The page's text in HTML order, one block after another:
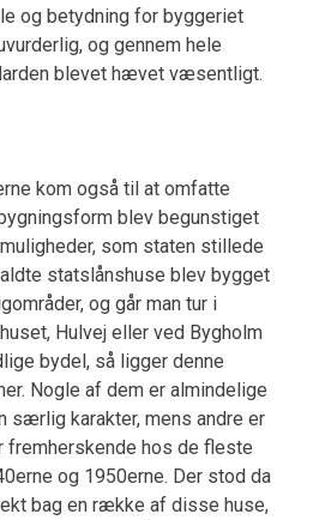
og betydning for byggeriet
og gennem hele
blevet hævet væsentligt.
kom også til at omfatte
blev begunstiget
som staten stillede
statslånshuse blev bygget
og går man tur i
Hulvej eller ved Bygholm
bydel, så ligger denne
Nogle af dem er almindelige
særlig karakter, mens andre er
fremherskende hos de fleste
og 1950erne. Der stod da
bag en række af disse huse,